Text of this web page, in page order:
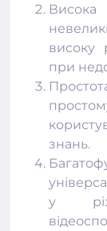
високу
при
знань.
у